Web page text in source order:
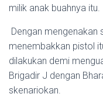
milik anak buahnya itu.
Dengan mengenakan
menembakkan pistol
dilakukan demi
Brigadir J dengan
skenariokan.